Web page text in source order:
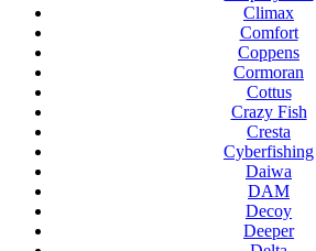
Climax
Comfort
Coppens
Cormoran
Cottus
Crazy Fish
Cresta
Cyberfishing
Daiwa
DAM
Decoy
Deeper